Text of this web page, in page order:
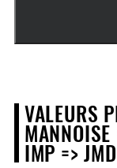
VALEURS
IMP => JMD